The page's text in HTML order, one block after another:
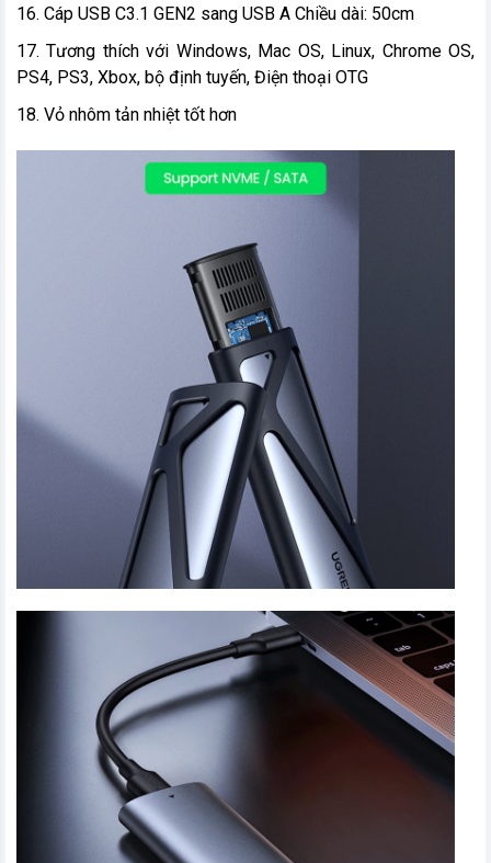
16. Cáp USB C3.1 GEN2 sang USB A Chiều dài: 50cm
17. Tương thích với Windows, Mac OS, Linux, Chrome OS,
PS4, PS3, Xbox, bộ định tuyến, Điện thoại OTG
18. Vỏ nhôm tản nhiệt tốt hơn